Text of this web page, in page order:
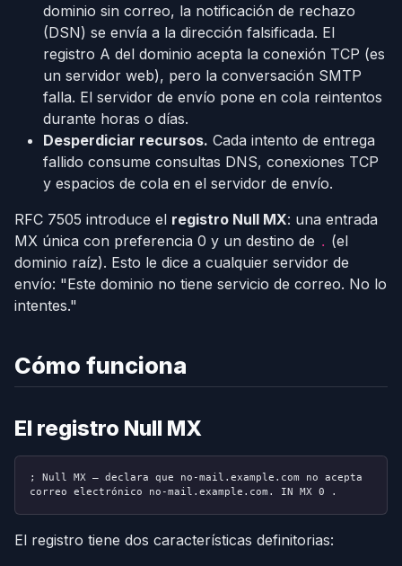
dominio sin correo, la notificación de rechazo
(DSN) se envía a la dirección falsificada. El
registro A del dominio acepta la conexión TCP (es
un servidor web), pero la conversación SMTP
falla. El servidor de envío pone en cola reintentos
durante horas o días.
Desperdiciar recursos. Cada intento de entrega
fallido consume consultas DNS, conexiones TCP
y espacios de cola en el servidor de envío.
RFC 7505 introduce el registro Null MX: una entrada
MX única con preferencia 0 y un destino de . (el
dominio raíz). Esto le dice a cualquier servidor de
envío: "Este dominio no tiene servicio de correo. No lo
intentes."
Cómo funciona
El registro Null MX
; Null MX — declara que no-mail.example.com no acepta
correo electrónico no-mail.example.com. IN MX 0 .
El registro tiene dos características definitorias: